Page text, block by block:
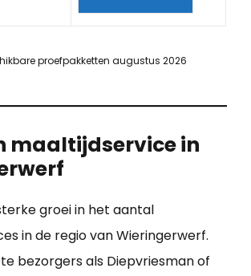
proefpakketten augustus 2026
maaltijdservice in
groei in het aantal
in de regio van Wieringerwerf.
bezorgers als Diepvriesman of